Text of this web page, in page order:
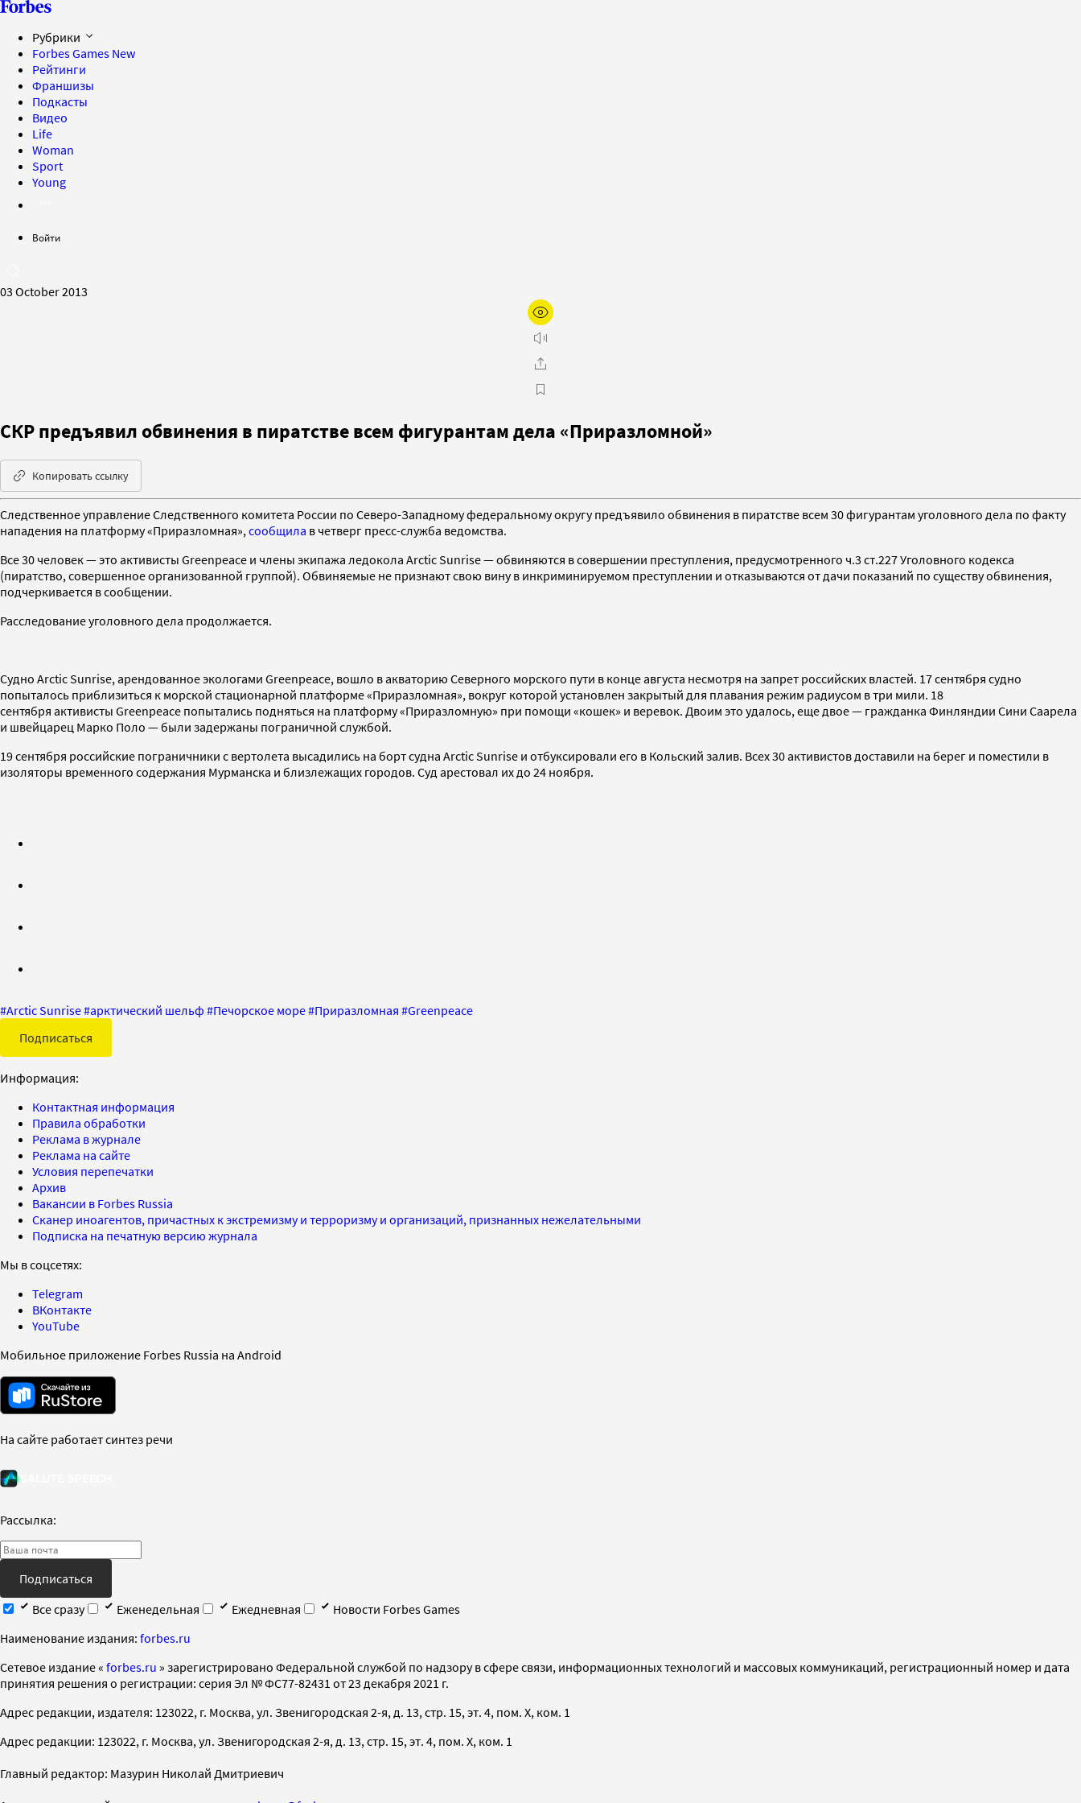
Рубрики
Forbes Games New
Рейтинги
Франшизы
Подкасты
Видео
Life
Woman
Sport
Young
Войти
03 October 2013
СКР предъявил обвинения в пиратстве всем фигурантам дела «Приразломной»
Копировать ссылку
Следственное управление Следственного комитета России по Северо-Западному федеральному округу предъявило обвинения в пиратстве всем 30 фигурантам уголовного дела по факту
нападения на платформу «Приразломная», сообщила в четверг пресс-служба ведомства.
Все 30 человек — это активисты Greenpeace и члены экипажа ледокола Arctic Sunrise — обвиняются в совершении преступления, предусмотренного ч.3 ст.227 Уголовного кодекса
(пиратство, совершенное организованной группой). Обвиняемые не признают свою вину в инкриминируемом преступлении и отказываются от дачи показаний по существу обвинения,
подчеркивается в сообщении.
Расследование уголовного дела продолжается.
Судно Arctic Sunrise, арендованное экологами Greenpeace, вошло в акваторию Северного морского пути в конце августа несмотря на запрет российских властей. 17 сентября судно
попыталось приблизиться к морской стационарной платформе «Приразломная», вокруг которой установлен закрытый для плавания режим радиусом в три мили. 18
сентября активисты Greenpeace попытались подняться на платформу «Приразломную» при помощи «кошек» и веревок. Двоим это удалось, еще двое — гражданка Финляндии Сини Саарела
и швейцарец Марко Поло — были задержаны пограничной службой.
19 сентября российские пограничники с вертолета высадились на борт судна Arctic Sunrise и отбуксировали его в Кольский залив. Всех 30 активистов доставили на берег и поместили в
изоляторы временного содержания Мурманска и близлежащих городов. Суд арестовал их до 24 ноября.
#Arctic Sunrise#арктический шельф #Печорское море#Приразломная #Greenpeace
Подписаться
Информация:
Контактная информация
Правила обработки
Реклама в журнале
Реклама на сайте
Условия перепечатки
Архив
Вакансии в Forbes Russia
Сканер иноагентов, причастных к экстремизму и терроризму и организаций, признанных нежелательными
Подписка на печатную версию журнала
Мы в соцсетях:
Telegram
ВКонтакте
YouTube
Мобильное приложение Forbes Russia на Android
На сайте работает синтез речи
Рассылка:
Подписаться
Все сразу
Еженедельная Ежедневная
Новости Forbes Games
Наименование издания: forbes.ru
Cетевое издание « forbes.ru » зарегистрировано Федеральной службой по надзору в сфере связи, информационных технологий и массовых коммуникаций, регистрационный номер и дата
принятия решения о регистрации: серия Эл № ФС77-82431 от 23 декабря 2021 г.
Адрес редакции, издателя: 123022, г. Москва, ул. Звенигородская 2-я, д. 13, стр. 15, эт. 4, пом. X, ком. 1
Адрес редакции: 123022, г. Москва, ул. Звенигородская 2-я, д. 13, стр. 15, эт. 4, пом. X, ком. 1
Главный редактор: Мазурин Николай Дмитриевич